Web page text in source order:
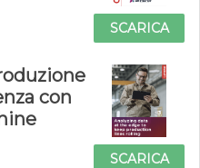
SCARICA
con
SCARICA